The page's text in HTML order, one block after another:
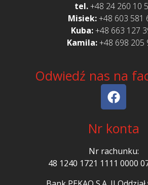
tel. +48 24 260 10
Misiek: +48 603 581
Kuba:+48 663 127
Kamila:+48 698 205
Odwiedź nas na
Nr konta
Nr rachunku:
48 1240 1721 1111 0000